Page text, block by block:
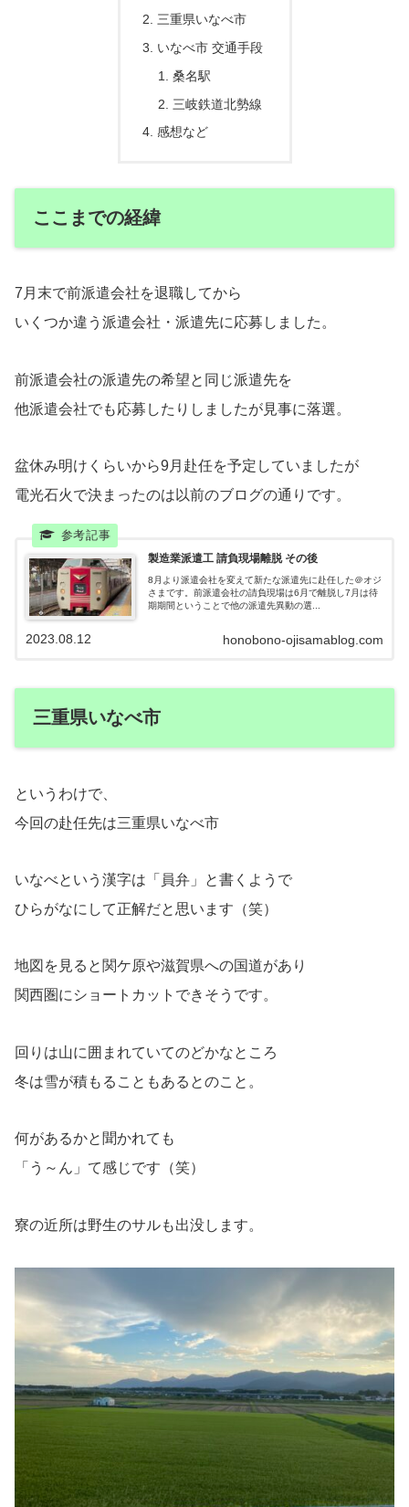
三重県いなべ市
いなべ市 交通手段
桑名駅
三岐鉄道北勢線
感想など
ここまでの経緯
7月末で前派遣会社を退職してから
いくつか違う派遣会社・派遣先に応募しました。
前派遣会社の派遣先の希望と同じ派遣先を
他派遣会社でも応募したりしましたが見事に落選。
盆休み明けくらいから9月赴任を予定していましたが
電光石火で決まったのは以前のブログの通りです。
製造業派遣工 請負現場離脱 その後
8月より派遣会社を変えて新たな派遣先に赴任した＠オジ
さまです。前派遣会社の請負現場は6月で離脱し7月は待
期期間ということで他の派遣先異動の選...
honobono-ojisamablog.com
2023.08.12
三重県いなべ市
というわけで、
今回の赴任先は三重県いなべ市
いなべという漢字は「員弁」と書くようで
ひらがなにして正解だと思います（笑）
地図を見ると関ケ原や滋賀県への国道があり
関西圏にショートカットできそうです。
回りは山に囲まれていてのどかなところ
冬は雪が積もることもあるとのこと。
何があるかと聞かれても
「う～ん」て感じです（笑）
寮の近所は野生のサルも出没します。